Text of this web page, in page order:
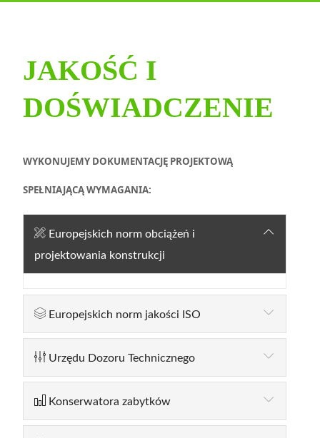
JAKOŚĆ I
DOŚWIADCZENIE
WYKONUJEMY DOKUMENTACJĘ PROJEKTOWĄ
SPEŁNIAJĄCĄ WYMAGANIA:
Europejskich norm obciążeń i
projektowania konstrukcji
Europejskich norm jakości ISO
Urzędu Dozoru Technicznego
Konserwatora zabytków